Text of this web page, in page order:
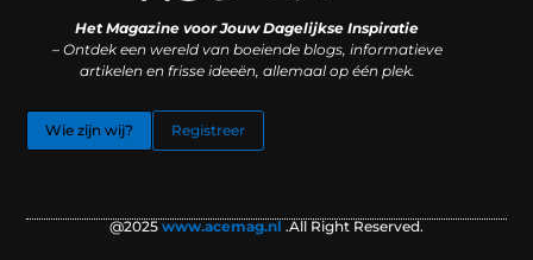
Het Magazine voor Jouw Dagelijkse Inspiratie
– Ontdek een wereld van boeiende blogs, informatieve
artikelen en frisse ideeën, allemaal op één plek.
Wie zijn wij? Registreer
@2025www.acemag.nl .All Right Reserved.